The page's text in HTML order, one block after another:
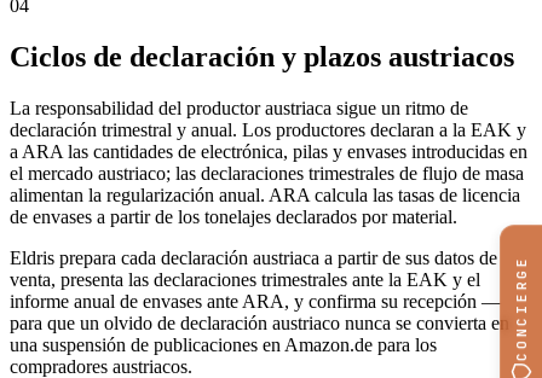
04
Ciclos de declaración y plazos austriacos
La responsabilidad del productor austriaca sigue un ritmo de
declaración trimestral y anual. Los productores declaran a la EAK y
a ARA las cantidades de electrónica, pilas y envases introducidas en
el mercado austriaco; las declaraciones trimestrales de flujo de masa
alimentan la regularización anual. ARA calcula las tasas de licencia
de envases a partir de los tonelajes declarados por material.
Eldris prepara cada declaración austriaca a partir de sus datos de
venta, presenta las declaraciones trimestrales ante la EAK y el
informe anual de envases ante ARA, y confirma su recepción —
para que un olvido de declaración austriaco nunca se convierta en
una suspensión de publicaciones en Amazon.de para los
compradores austriacos.
CONCIERGE